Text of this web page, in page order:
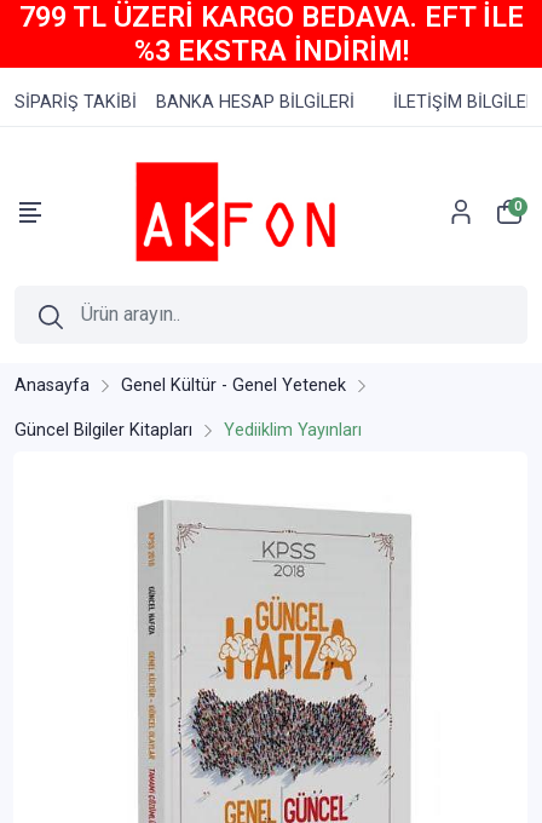
799 TL ÜZERİ KARGO BEDAVA. EFT İLE
%3 EKSTRA İNDİRİM!
SİPARİŞ TAKİBİ BANKA HESAP BİLGİLERİ İLETİŞİM BİLGİLERİ
0
Anasayfa Genel Kültür - Genel Yetenek
Güncel Bilgiler Kitapları Yediiklim Yayınları